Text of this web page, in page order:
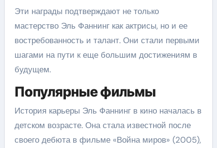
Эти награды подтверждают не только
мастерство Эль Фаннинг как актрисы, но и ее
востребованность и талант. Они стали первыми
шагами на пути к еще большим достижениям в
будущем.
Популярные фильмы
История карьеры Эль Фаннинг в кино началась в
детском возрасте. Она стала известной после
своего дебюта в фильме «Война миров» (2005),